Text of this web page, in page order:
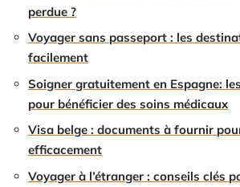
perdue ?
Voyager sans passeport : les
facilement
Soigner gratuitement en Espagne:
pour bénéficier des soins médicaux
Visa belge : documents à fournir
efficacement
Voyager à l’étranger : conseils clés